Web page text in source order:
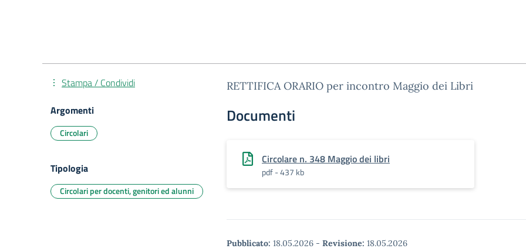
RETTIFICA ORARIO per incontro Maggio dei Libri
Documenti
Circolare n. 348 Maggio dei libri
pdf - 437 kb
Pubblicato: 18.05.2026 - Revisione: 18.05.2026
Stampa / Condividi
Argomenti
Circolari
Tipologia
Circolari per docenti, genitori ed alunni